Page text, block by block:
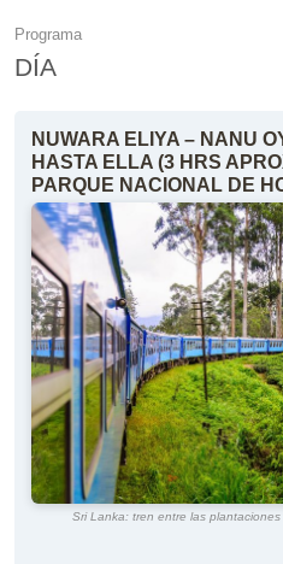
Programa
DÍA
NUWARA ELIYA – NANU
HASTA ELLA (3 HRS
PARQUE NACIONAL DE
Sri Lanka: tren entre las